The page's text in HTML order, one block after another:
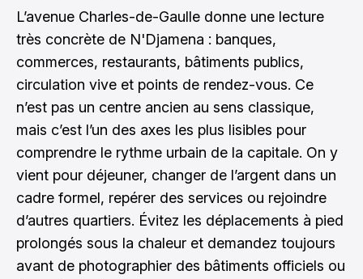
L’avenue Charles-de-Gaulle donne une lecture
très concrète de N'Djamena : banques,
commerces, restaurants, bâtiments publics,
circulation vive et points de rendez-vous. Ce
n’est pas un centre ancien au sens classique,
mais c’est l’un des axes les plus lisibles pour
comprendre le rythme urbain de la capitale. On y
vient pour déjeuner, changer de l’argent dans un
cadre formel, repérer des services ou rejoindre
d’autres quartiers. Évitez les déplacements à pied
prolongés sous la chaleur et demandez toujours
avant de photographier des bâtiments officiels ou